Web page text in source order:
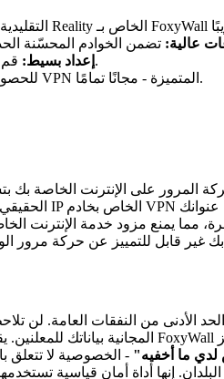
عالية:
إعداد بسيط:قم بتنزيل التطبيق، وانقر فوق اتصال. هذا كل شيء. لا توجد معرفة فنية مطلوبة.
للحصول على سنة كاملة من حماية VPN المتميزة - مجانًا تمامًا.
لدي ما أخفيه"